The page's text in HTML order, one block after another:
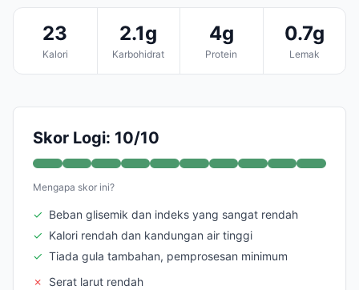
23
Kalori
2.1g
Karbohidrat
4g
Protein
0.7g
Lemak
Skor Logi: 10/10
Mengapa skor ini?
✓ Beban glisemik dan indeks yang sangat rendah
✓ Kalori rendah dan kandungan air tinggi
✓ Tiada gula tambahan, pemprosesan minimum
✗
Serat larut rendah